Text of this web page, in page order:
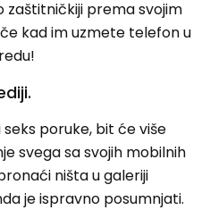
zaštitničkiji prema svojim
kad im uzmete telefon u
poruke, bit će više
svega sa svojih mobilnih
ništa u galeriji
je ispravno posumnjati.